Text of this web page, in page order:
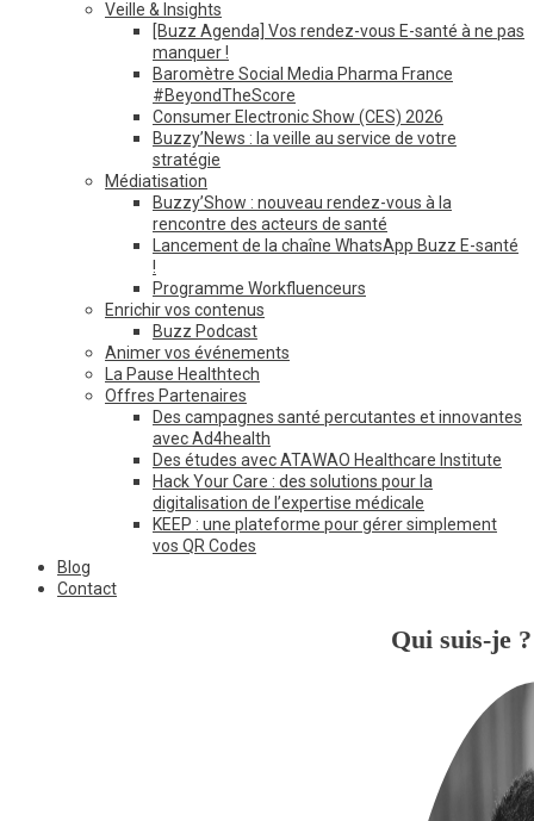
Veille & Insights
[Buzz Agenda] Vos rendez-vous E-santé à ne pas
manquer !
Baromètre Social Media Pharma France
#BeyondTheScore
Consumer Electronic Show (CES) 2026
Buzzy’News : la veille au service de votre
stratégie
Médiatisation
Buzzy’Show : nouveau rendez-vous à la
rencontre des acteurs de santé
Lancement de la chaîne WhatsApp Buzz E-santé
!
Programme Workfluenceurs
Enrichir vos contenus
Buzz Podcast
Animer vos événements
La Pause Healthtech
Offres Partenaires
Des campagnes santé percutantes et innovantes
avec Ad4health
Des études avec ATAWAO Healthcare Institute
Hack Your Care : des solutions pour la
digitalisation de l’expertise médicale
KEEP : une plateforme pour gérer simplement
vos QR Codes
Blog
Contact
Qui suis-je ?